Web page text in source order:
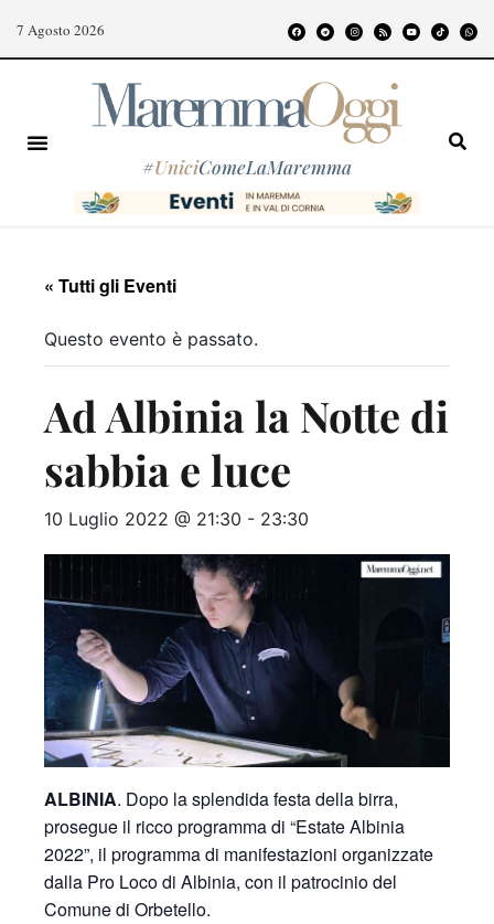
7 Agosto 2026
#UniciComeLaMaremma
« Tutti gli Eventi
Questo evento è passato.
Ad Albinia la Notte di
sabbia e luce
10 Luglio 2022 @ 21:30 - 23:30
ALBINIA. Dopo la splendida festa della birra,
prosegue il ricco programma di “Estate Albinia
2022”, il programma di manifestazioni organizzate
dalla Pro Loco di Albinia, con il patrocinio del
Comune di Orbetello.